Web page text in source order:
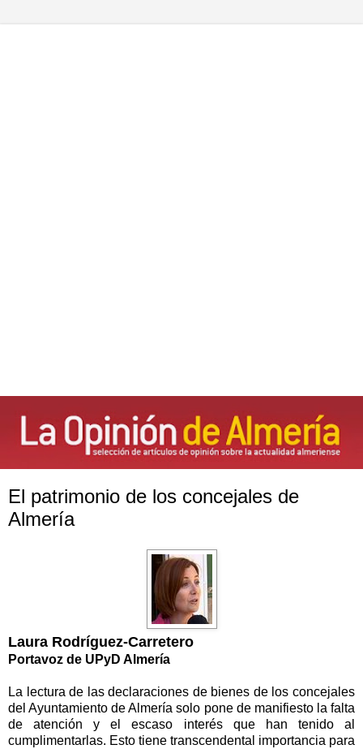
El patrimonio de los concejales de
Almería
Laura Rodríguez-Carretero
Portavoz de UPyD Almería
La lectura de las declaraciones de bienes de los concejales
del Ayuntamiento de Almería solo pone de manifiesto la falta
de atención y el escaso interés que han tenido al
cumplimentarlas. Esto tiene transcendental importancia para